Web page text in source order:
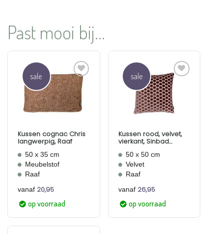
Past mooi bij...
sale
Aan
verlanglijst
toevoegen
Kussen cognac Chris
langwerpig, Raaf
50 x 35 cm
Meubelstof
Raaf
vanaf 20,95
op voorraad
sale
Aan
verlanglijst
toevoegen
Kussen rood, velvet,
vierkant, Sinbad
50 x 50 cm
Velvet
Raaf
vanaf 26,95
op voorraad